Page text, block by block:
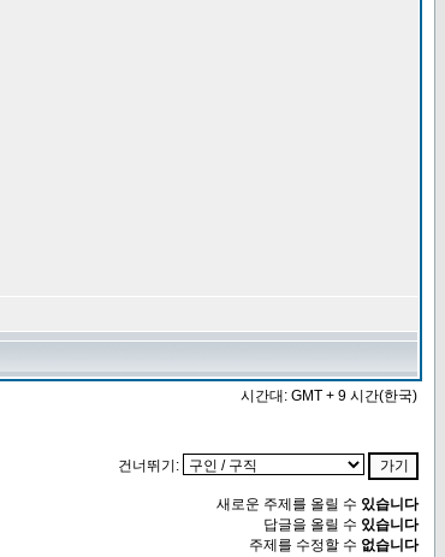
시간대: GMT + 9 시간(한국)
건너뛰기:
새로운 주제를 올릴 수 있습니다
답글을 올릴 수 있습니다
주제를 수정할 수 없습니다